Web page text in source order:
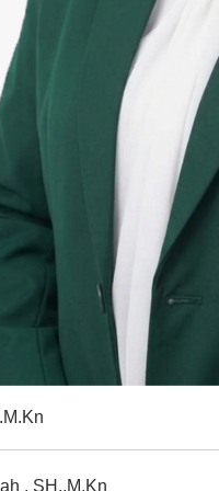
, SH..M.Kn